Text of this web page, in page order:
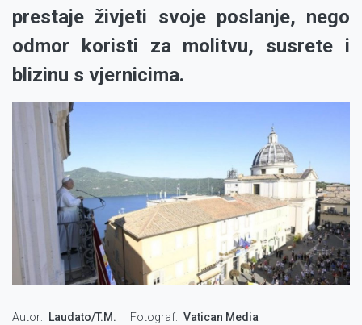
prestaje živjeti svoje poslanje, nego
odmor koristi za molitvu, susrete i
blizinu s vjernicima.
Autor Laudato/T.M. Fotograf Vatican Media